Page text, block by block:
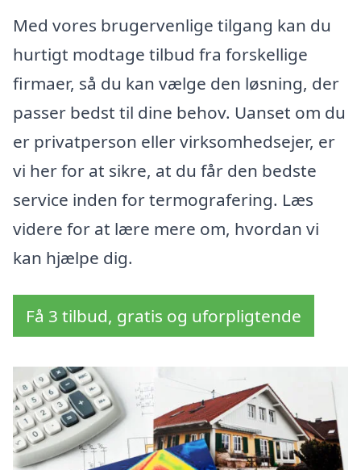
Med vores brugervenlige tilgang kan du
hurtigt modtage tilbud fra forskellige
firmaer, så du kan vælge den løsning, der
passer bedst til dine behov. Uanset om du
er privatperson eller virksomhedsejer, er
vi her for at sikre, at du får den bedste
service inden for termografering. Læs
videre for at lære mere om, hvordan vi
kan hjælpe dig.
Få 3 tilbud, gratis og uforpligtende